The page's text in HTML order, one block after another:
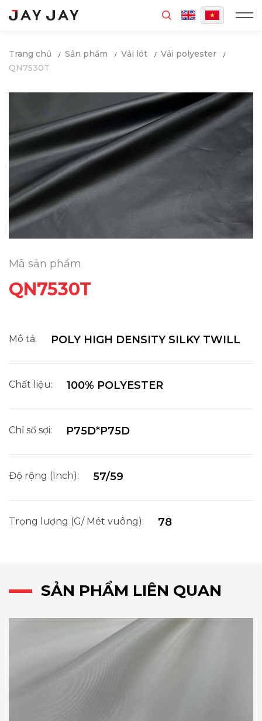
MENU
Trang chủ Sản phẩm Vải lót
Vải polyester
QN7530T
Mã sản phẩm
QN7530T
Mô tả: POLY HIGH DENSITY SILKY TWILL
Chất liệu: 100% POLYESTER
Chỉ số sợi: P75D*P75D
Độ rộng (Inch): 57/59
Trọng lượng (G/ Mét vuông): 78
SẢN PHẨM LIÊN QUAN